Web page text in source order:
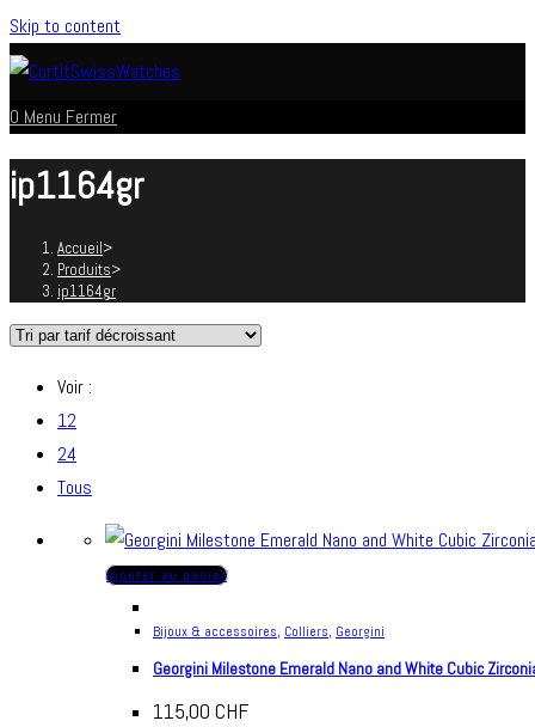
Skip to content
0 Menu Fermer
ip1164gr
Accueil>
Produits>
ip1164gr
Voir :
12
24
Tous
Ajouter au panier
Bijoux & accessoires, Colliers, Georgini
Georgini Milestone Emerald Nano and White Cubic
115,00 CHF